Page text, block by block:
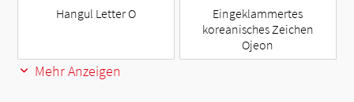
Hangul Letter O
Eingeklammertes
koreanisches Zeichen
Ojeon
Mehr Anzeigen